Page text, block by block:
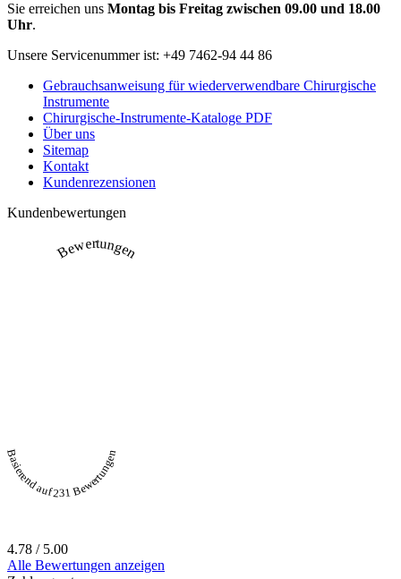
Sie erreichen uns Montag bis Freitag zwischen 09.00 und 18.00
Uhr.
Unsere Servicenummer ist: +49 7462-94 44 86
Gebrauchsanweisung für wiederverwendbare Chirurgische
Instrumente
Chirurgische-Instrumente-Kataloge PDF
Über uns
Sitemap
Kontakt
Kundenrezensionen
Kundenbewertungen
Bewertungen
Basierend auf 231 Bewertungen
4.78 / 5.00
Alle Bewertungen anzeigen